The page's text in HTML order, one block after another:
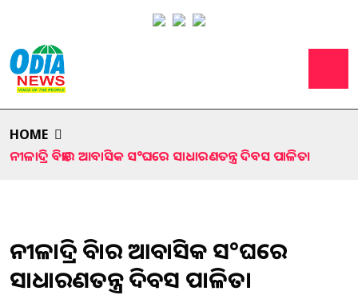
HOME
ନୀଳାଦ୍ରି ବିହାର ଆବାସିକ ସ°ଘରେ ସାଧାରଣତନ୍ତ୍ର ଦିବସ ପାଳିତ।
ନୀଳାଦ୍ରି ବିହାର ଆବାସିକ ସ°ଘରେ
ସାଧାରଣତନ୍ତ୍ର ଦିବସ ପାଳିତ।